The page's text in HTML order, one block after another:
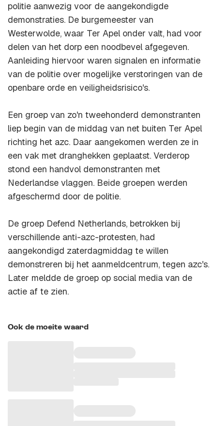
politie aanwezig voor de aangekondigde
demonstraties. De burgemeester van
Westerwolde, waar Ter Apel onder valt, had voor
delen van het dorp een noodbevel afgegeven.
Aanleiding hiervoor waren signalen en informatie
van de politie over mogelijke verstoringen van de
openbare orde en veiligheidsrisico's.
Een groep van zo'n tweehonderd demonstranten
liep begin van de middag van net buiten Ter Apel
richting het azc. Daar aangekomen werden ze in
een vak met dranghekken geplaatst. Verderop
stond een handvol demonstranten met
Nederlandse vlaggen. Beide groepen werden
afgeschermd door de politie.
De groep Defend Netherlands, betrokken bij
verschillende anti-azc-protesten, had
aangekondigd zaterdagmiddag te willen
demonstreren bij het aanmeldcentrum, tegen azc's.
Later meldde de groep op social media van de
actie af te zien.
Ook de moeite waard